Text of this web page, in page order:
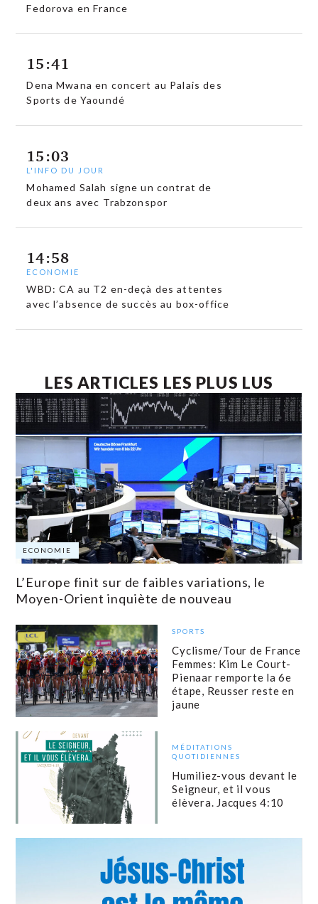
Fedorova en France
15:41
Dena Mwana en concert au Palais des
Sports de Yaoundé
15:03
L'INFO DU JOUR
Mohamed Salah signe un contrat de
deux ans avec Trabzonspor
14:58
ECONOMIE
WBD: CA au T2 en-deçà des attentes
avec l’absence de succès au box-office
LES ARTICLES LES PLUS LUS
ECONOMIE
L’Europe finit sur de faibles variations, le
Moyen-Orient inquiète de nouveau
SPORTS
Cyclisme/Tour de France
Femmes: Kim Le Court-
Pienaar remporte la 6e
étape, Reusser reste en
jaune
MÉDITATIONS
QUOTIDIENNES
Humiliez-vous devant le
Seigneur, et il vous
élèvera. Jacques 4:10